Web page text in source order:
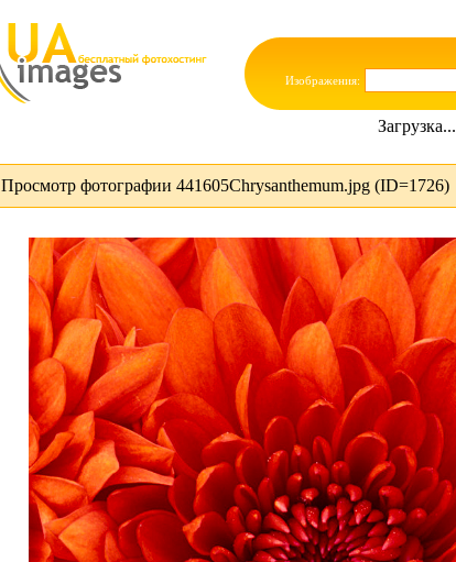
Изображения:
Загрузка...
Просмотр фотографии 441605Chrysanthemum.jpg (ID=1726)